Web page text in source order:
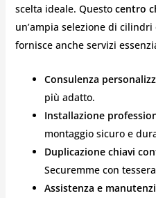
scelta ideale. Questo centro
un’ampia selezione di
fornisce anche servizi
Consulenza
più adatto.
Installazione
montaggio sicuro e
Duplicazione chiavi
Securemme con
Assistenza e